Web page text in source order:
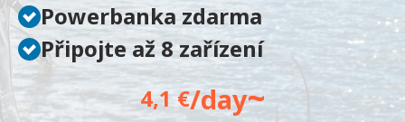
Powerbanka zdarma
Připojte až 8 zařízení
4,1 €/day~